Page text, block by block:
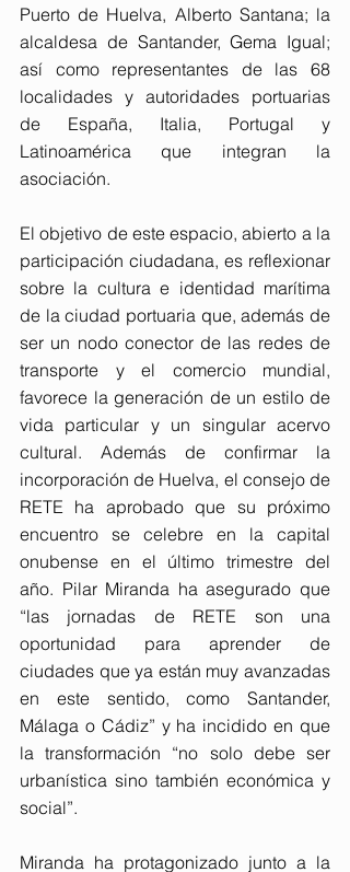
Puerto de Huelva, Alberto Santana; la
alcaldesa de Santander, Gema Igual;
así como representantes de las 68
localidades y autoridades portuarias
de España, Italia, Portugal y
Latinoamérica que integran la
asociación.
El objetivo de este espacio, abierto a la
participación ciudadana, es reflexionar
sobre la cultura e identidad marítima
de la ciudad portuaria que, además de
ser un nodo conector de las redes de
transporte y el comercio mundial,
favorece la generación de un estilo de
vida particular y un singular acervo
cultural. Además de confirmar la
incorporación de Huelva, el consejo de
RETE ha aprobado que su próximo
encuentro se celebre en la capital
onubense en el último trimestre del
año. Pilar Miranda ha asegurado que
“las jornadas de RETE son una
oportunidad para aprender de
ciudades que ya están muy avanzadas
en este sentido, como Santander,
Málaga o Cádiz” y ha incidido en que
la transformación “no solo debe ser
urbanística sino también económica y
social”.
Miranda ha protagonizado junto a la